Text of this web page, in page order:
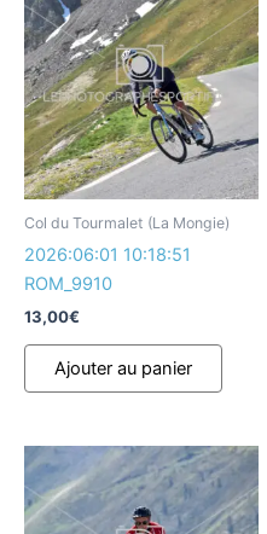
Col du Tourmalet (La Mongie)
2026:06:01 10:18:51
ROM_9910
13,00€
Ajouter au panier